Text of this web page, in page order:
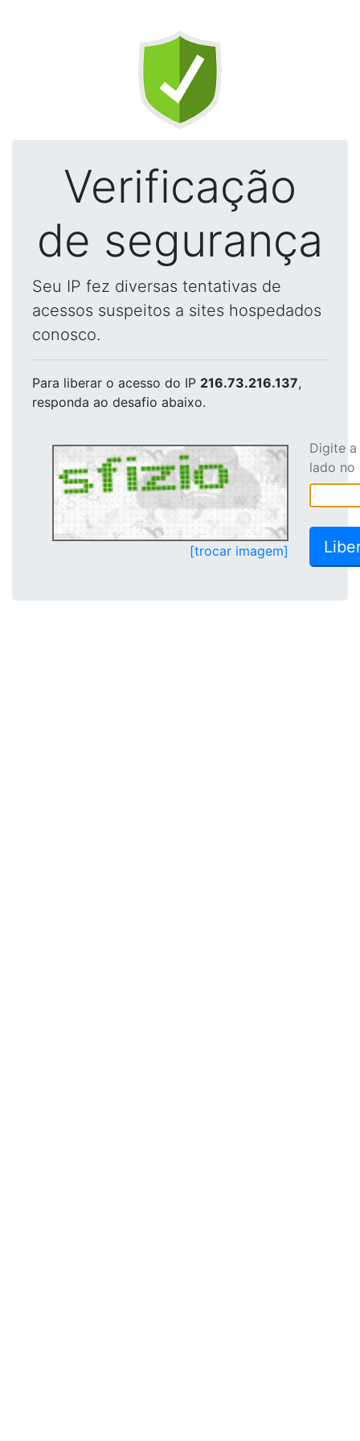
Verificação
de segurança
Seu IP fez diversas tentativas de
acessos suspeitos a sites hospedados
conosco.
Para liberar o acesso do IP 216.73.216.137,
responda ao desafio abaixo.
[trocar imagem]
Digite
lado no